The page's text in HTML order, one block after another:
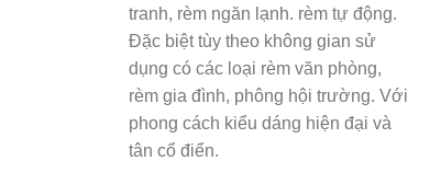
tranh, rèm ngăn lạnh. rèm tự động.
Đặc biệt tùy theo không gian sử
dụng có các loại rèm văn phòng,
rèm gia đình, phông hội trường. Với
phong cách kiểu dáng hiện đại và
tân cổ điển.